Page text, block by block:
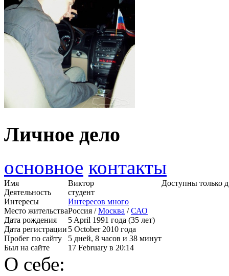
Личное дело
основное контакты
Имя
Виктор
Деятельность
студент
Интересы
Интересов много
Место жительстваРоссия /Москва /САО
Дата рождения
5 April 1991 года (35 лет)
Дата регистрации 5 October 2010 года
Пробег по сайту
5 дней, 8 часов и 38 минут
Был на сайте
17 February в 20:14
Доступны только
О себе: